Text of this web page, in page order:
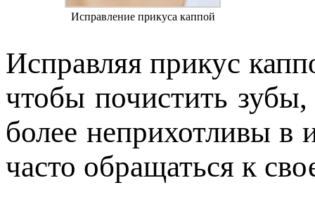
Исправление прикуса каппой
Исправляя прикус
чтобы почистить
более неприхотливы в
часто обращаться к